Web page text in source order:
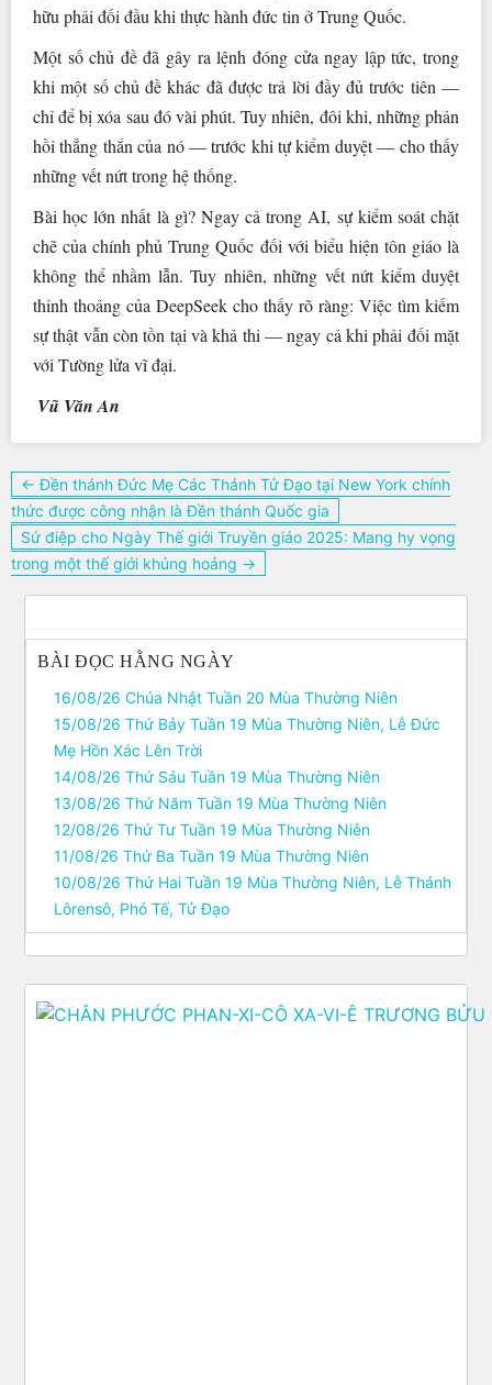
hữu phải đối đầu khi thực hành đức tin ở Trung Quốc.
Một số chủ đề đã gây ra lệnh đóng cửa ngay lập tức, trong
khi một số chủ đề khác đã được trả lời đầy đủ trước tiên —
chỉ để bị xóa sau đó vài phút. Tuy nhiên, đôi khi, những phản
hồi thẳng thắn của nó — trước khi tự kiểm duyệt — cho thấy
những vết nứt trong hệ thống.
Bài học lớn nhất là gì? Ngay cả trong AI, sự kiểm soát chặt
chẽ của chính phủ Trung Quốc đối với biểu hiện tôn giáo là
không thể nhầm lẫn. Tuy nhiên, những vết nứt kiểm duyệt
thỉnh thoảng của DeepSeek cho thấy rõ ràng: Việc tìm kiếm
sự thật vẫn còn tồn tại và khả thi — ngay cả khi phải đối mặt
với Tường lửa vĩ đại.
Vũ Văn An
Điều
hướng
bài
viết
← Đền thánh Đức Mẹ Các Thánh Tử Đạo tại New York chính
thức được công nhận là Đền thánh Quốc gia
Sứ điệp cho Ngày Thế giới Truyền giáo 2025: Mang hy vọng
trong một thế giới khủng hoảng →
BÀI ĐỌC HẰNG NGÀY
16/08/26 Chúa Nhật Tuần 20 Mùa Thường Niên
15/08/26 Thứ Bảy Tuần 19 Mùa Thường Niên, Lễ Ðức
Mẹ Hồn Xác Lên Trời
14/08/26 Thứ Sáu Tuần 19 Mùa Thường Niên
13/08/26 Thứ Năm Tuần 19 Mùa Thường Niên
12/08/26 Thứ Tư Tuần 19 Mùa Thường Niên
11/08/26 Thứ Ba Tuần 19 Mùa Thường Niên
10/08/26 Thứ Hai Tuần 19 Mùa Thường Niên, Lễ Thánh
Lôrensô, Phó Tế, Tử Ðạo